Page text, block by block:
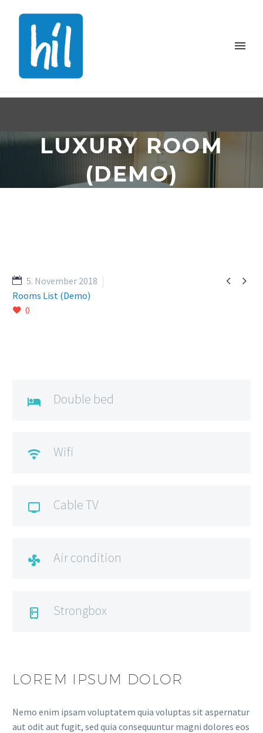
LUXURY ROOM
(DEMO)
 
5. November 2018
Rooms List (Demo)
0
 Double bed
 Wifi
 Cable TV
 Air condition
 Strongbox
LOREM IPSUM DOLOR
Nemo enim ipsam voluptatem quia voluptas sit aspernatur
aut odit aut fugit, sed quia consequuntur magni dolores eos